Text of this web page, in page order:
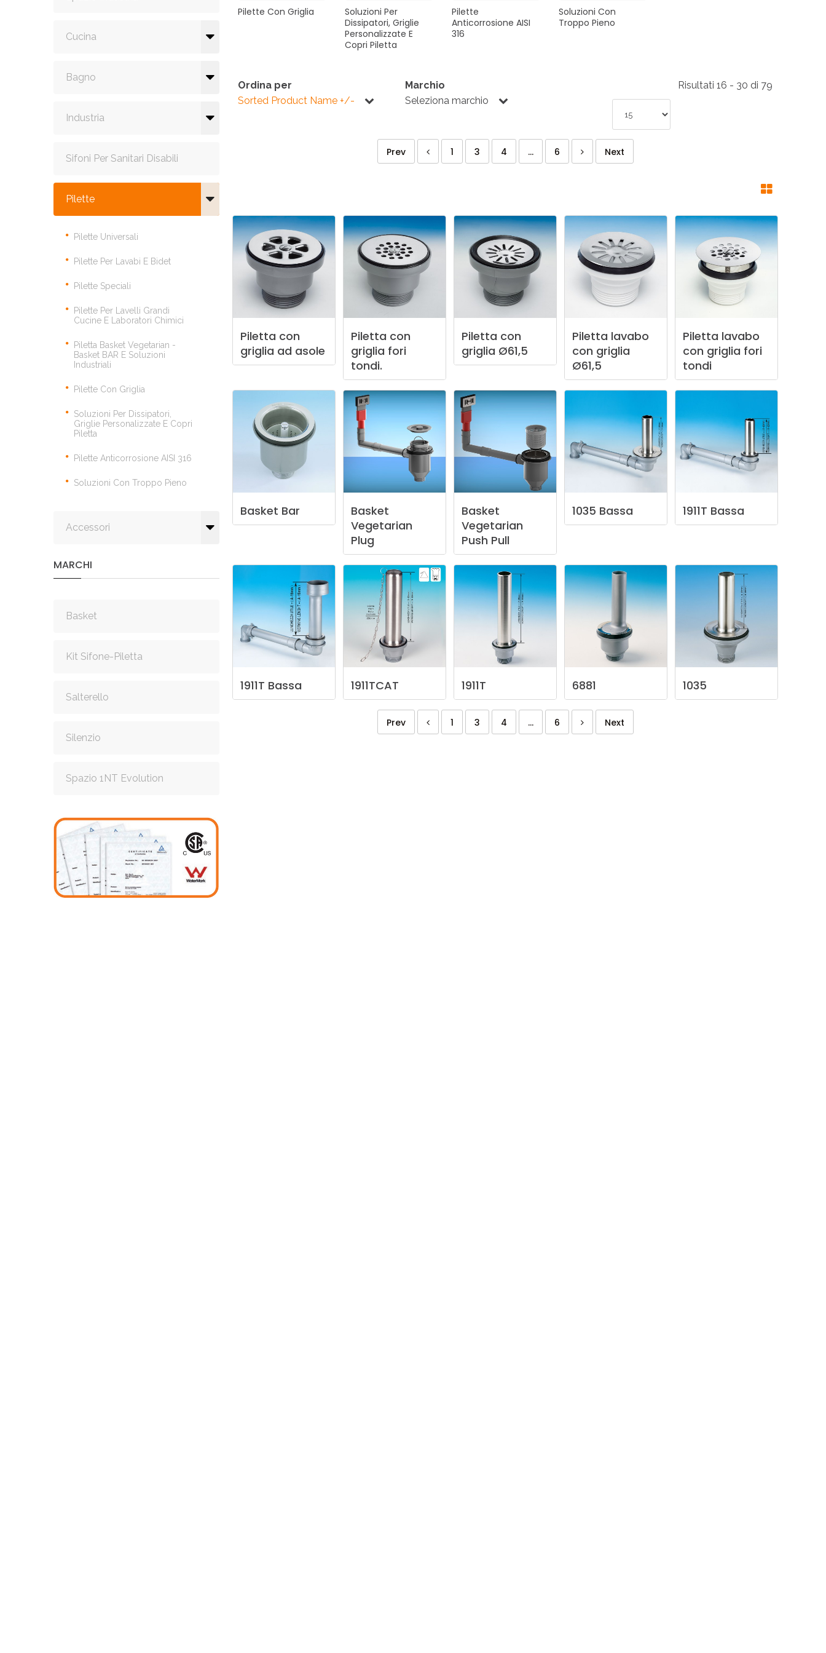
Cucina
Bagno
Industria
Sifoni Per Sanitari Disabili
Pilette
Pilette Universali
Pilette Per Lavabi E Bidet
Pilette Speciali
Pilette Per Lavelli Grandi
Cucine E Laboratori Chimici
Piletta Basket Vegetarian -
Basket BAR E Soluzioni
Industriali
Pilette Con Griglia
Soluzioni Per Dissipatori,
Griglie Personalizzate E Copri
Piletta
Pilette Anticorrosione AISI 316
Soluzioni Con Troppo Pieno
Accessori
MARCHI
Basket
Kit Sifone-Piletta
Salterello
Silenzio
Spazio 1NT Evolution
Pilette Con Griglia Soluzioni Per
Dissipatori, Griglie
Personalizzate E
Copri Piletta
Pilette
Anticorrosione AISI
316
Soluzioni Con
Troppo Pieno
Ordina per
Sorted Product Name +/-
Marchio
Seleziona marchio
Risultati 16 - 30 di 79
Prev 1 3 4 ... 6 Next
Piletta con
griglia ad asole
Piletta con
griglia fori
tondi.
Piletta con
griglia Ø61,5
Piletta lavabo
con griglia
Ø61,5
Piletta lavabo
con griglia fori
tondi
Basket Bar
Basket
Vegetarian
Plug
Basket
Vegetarian
Push Pull
1035 Bassa 1911T Bassa
1911T Bassa 1911TCAT 1911T 6881 1035
Prev 1 3 4 ... 6 Next